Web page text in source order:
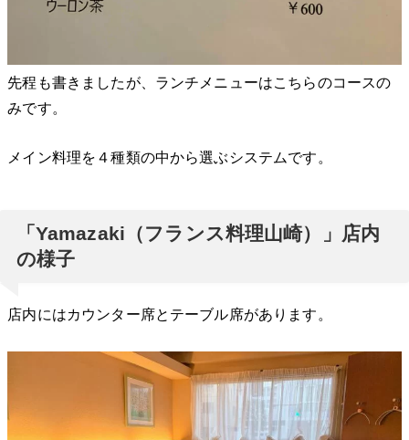
先程も書きましたが、ランチメニューはこちらのコースの
みです。
メイン料理を４種類の中から選ぶシステムです。
「Yamazaki（フランス料理山崎）」店内
の様子
店内にはカウンター席とテーブル席があります。